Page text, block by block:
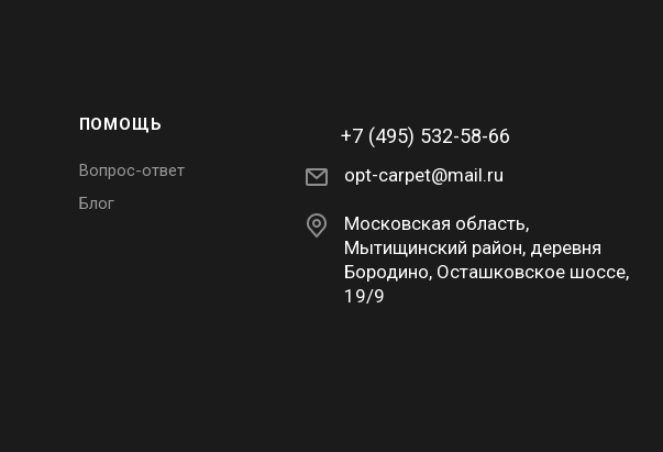
ПОМОЩЬ
Вопрос-ответ
Блог
+7 (495) 532-58-66
opt-carpet@mail.ru
Московская область,
Мытищинский район, деревня
Бородино, Осташковское шоссе,
19/9